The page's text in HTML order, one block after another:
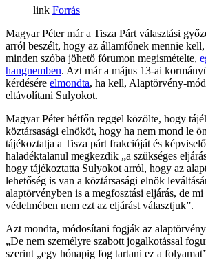
Forrás
Magyar Péter már a Tisza Párt választási
arról beszélt, hogy az államfőnek mennie kell,
minden szóba jöhető fórumon megismételte,
hangnemben. Azt már a május 13-ai
kérdésére elmondta, ha kell, Alaptörvény-
eltávolítani Sulyokot.
Magyar Péter hétfőn reggel közölte, hogy
köztársasági elnököt, hogy ha nem mond le
tájékoztatja a Tisza párt frakcióját és
haladéktalanul megkezdik „a szükséges
hogy tájékoztatta Sulyokot arról, hogy az
lehetőség is van a köztársasági elnök
alaptörvényben is a megfosztási eljárás, de
védelmében nem ezt az eljárást választjuk”.
Azt mondta, módosítani fogják az
„De nem személyre szabott jogalkotással
szerint „egy hónapig fog tartani ez a